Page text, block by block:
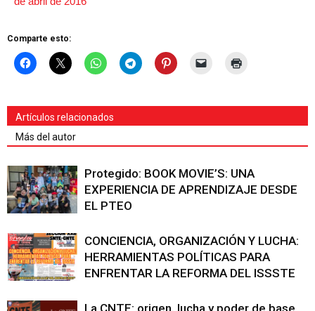
Comparte esto:
Artículos relacionados
Más del autor
Protegido: BOOK MOVIE’S: UNA
EXPERIENCIA DE APRENDIZAJE DESDE
EL PTEO
CONCIENCIA, ORGANIZACIÓN Y LUCHA:
HERRAMIENTAS POLÍTICAS PARA
ENFRENTAR LA REFORMA DEL ISSSTE
La CNTE: origen, lucha y poder de base